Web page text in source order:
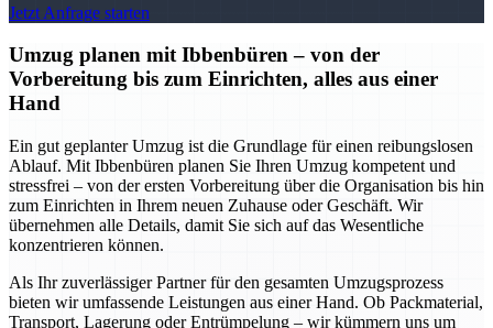
Jetzt Anfrage starten
Umzug planen mit Ibbenbüren – von der
Vorbereitung bis zum Einrichten, alles aus einer
Hand
Ein gut geplanter Umzug ist die Grundlage für einen reibungslosen
Ablauf. Mit Ibbenbüren planen Sie Ihren Umzug kompetent und
stressfrei – von der ersten Vorbereitung über die Organisation bis hin
zum Einrichten in Ihrem neuen Zuhause oder Geschäft. Wir
übernehmen alle Details, damit Sie sich auf das Wesentliche
konzentrieren können.
Als Ihr zuverlässiger Partner für den gesamten Umzugsprozess
bieten wir umfassende Leistungen aus einer Hand. Ob Packmaterial,
Transport, Lagerung oder Entrümpelung – wir kümmern uns um